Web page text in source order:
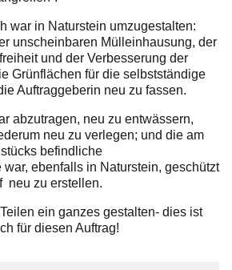
Sie uns
war in Naturstein umzugestalten:
unscheinbaren Mülleinhausung, der
und der Verbesserung der
Grünflächen für die selbstständige
Auftraggeberin neu zu fassen.
abzutragen, neu zu entwässern,
neu zu verlegen; und die am
befindliche
ebenfalls in Naturstein, geschützt
neu zu erstellen.
ein ganzes gestalten- dies ist
für diesen Auftrag!